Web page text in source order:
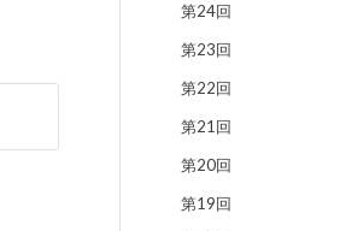
第24回
第23回
第22回
第21回
第20回
第19回